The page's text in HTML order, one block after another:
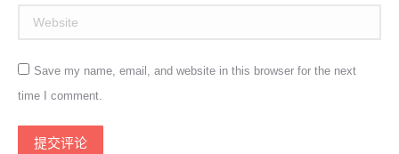
Website
Save my name, email, and website in this browser for the next
time I comment.
提交评论